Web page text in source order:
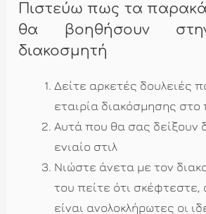
Πιστεύω πως τα
θα βοηθήσουν
διακοσμητή
Δείτε αρκετές δουλειές
εταιρία διακόσμησης στο
Αυτά που θα σας δείξουν
ενιαίο στιλ
Νιώστε άνετα με τον
του πείτε ότι σκέφτεστε,
είναι ανολοκλήρωτες οι